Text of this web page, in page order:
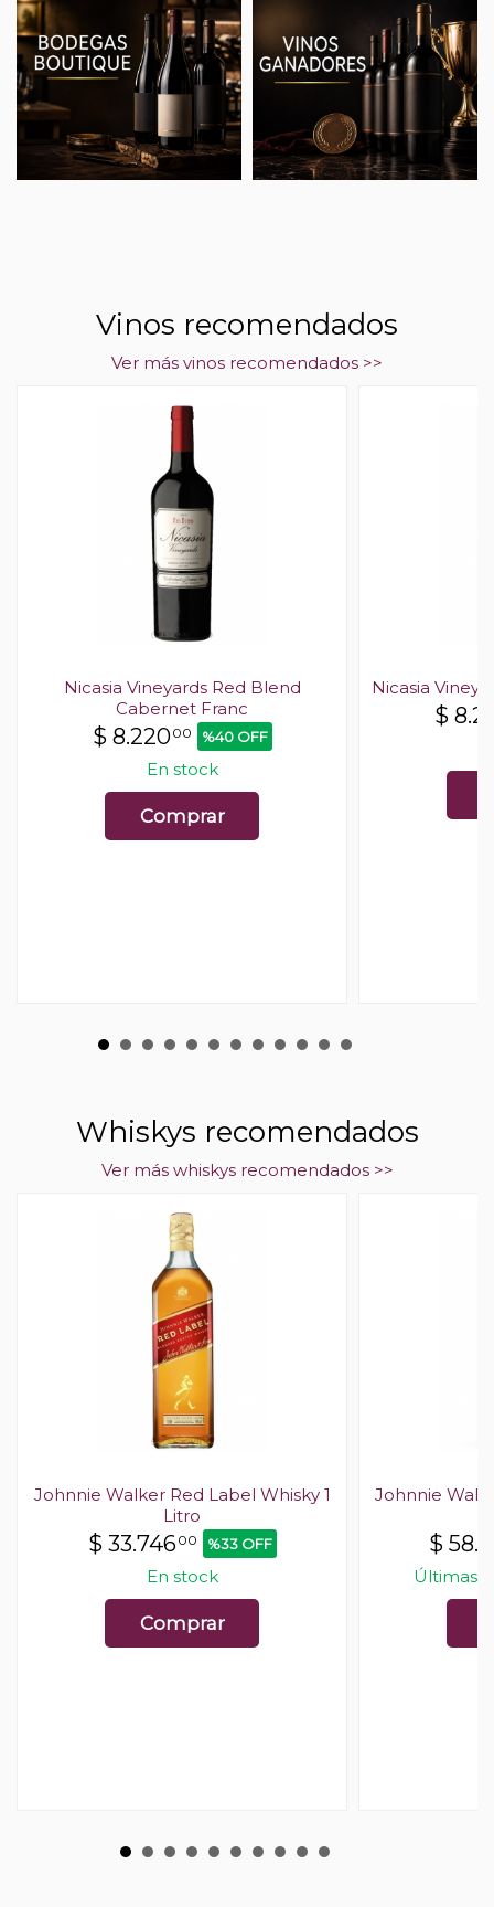
Vinos recomendados
Ver más vinos recomendados >>
Nicasia Vineyards Red Blend
Cabernet Franc
$ 8.22000 %40 OFF
En stock
Comprar
Nicasia
$
Whiskys recomendados
Ver más whiskys recomendados >>
Johnnie Walker Red Label Whisky 1
Litro
$ 33.74600 %33 OFF
En stock
Comprar
Johnnie
$
Últimas